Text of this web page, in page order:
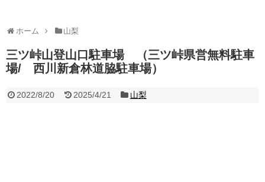
ホーム 山梨
三ツ峠山登山口駐車場 （三ツ峠県営無料駐車
場/ 西川新倉林道脇駐車場）
2022/8/20 2025/4/21 山梨